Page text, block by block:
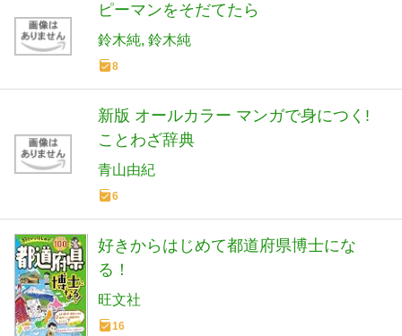
ピーマンをそだてたら
鈴木純 鈴木純
8
新版 オールカラー マンガで身につく!
ことわざ辞典
青山由紀
6
好きからはじめて都道府県博士にな
る！
旺文社
16